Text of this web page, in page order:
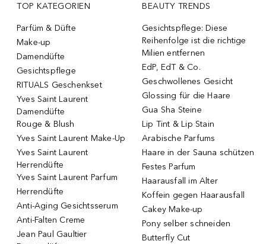
TOP KATEGORIEN
Parfüm & Düfte
Make-up
Damendüfte
Gesichtspflege
RITUALS Geschenkset
Yves Saint Laurent
Damendüfte
Rouge & Blush
Yves Saint Laurent Make-Up
Yves Saint Laurent
Herrendüfte
Yves Saint Laurent Parfum
Herrendüfte
Anti-Aging Gesichtsserum
Anti-Falten Creme
Jean Paul Gaultier
BEAUTY TRENDS
Gesichtspflege: Diese
Reihenfolge ist die richtige
Milien entfernen
EdP, EdT & Co.
Geschwollenes Gesicht
Glossing für die Haare
Gua Sha Steine
Lip Tint & Lip Stain
Arabische Parfums
Haare in der Sauna schützen
Festes Parfum
Haarausfall im Alter
Koffein gegen Haarausfall
Cakey Make-up
Pony selber schneiden
Butterfly Cut